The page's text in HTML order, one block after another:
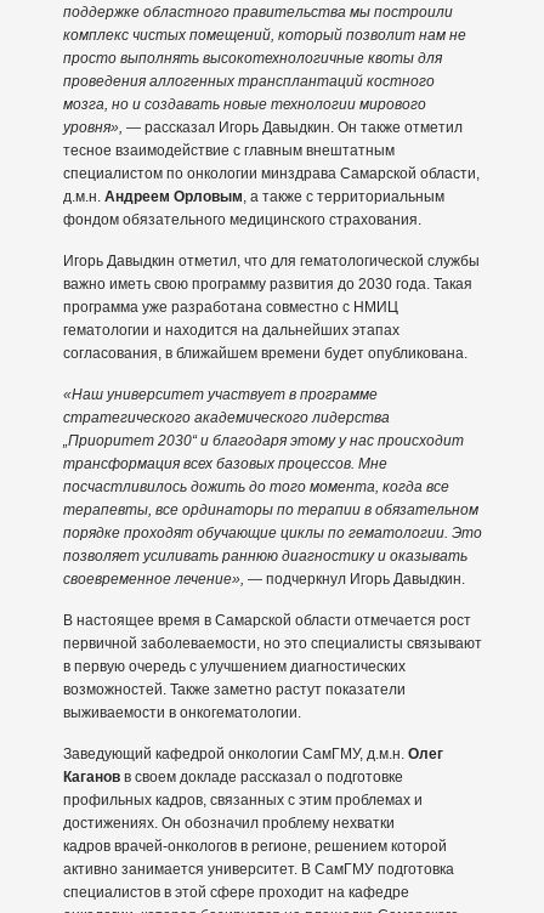
поддержке областного правительства мы построили
комплекс чистых помещений, который позволит нам не
просто выполнять высокотехнологичные квоты для
проведения аллогенных трансплантаций костного
мозга, но и создавать новые технологии мирового
уровня», — рассказал Игорь Давыдкин. Он также отметил
тесное взаимодействие с главным внештатным
специалистом по онкологии минздрава Самарской области,
д.м.н. Андреем Орловым, а также с территориальным
фондом обязательного медицинского страхования.
Игорь Давыдкин отметил, что для гематологической службы
важно иметь свою программу развития до 2030 года. Такая
программа уже разработана совместно с НМИЦ
гематологии и находится на дальнейших этапах
согласования, в ближайшем времени будет опубликована.
«Наш университет участвует в программе
стратегического академического лидерства
„Приоритет 2030“ и благодаря этому у нас происходит
трансформация всех базовых процессов. Мне
посчастливилось дожить до того момента, когда все
терапевты, все ординаторы по терапии в обязательном
порядке проходят обучающие циклы по гематологии. Это
позволяет усиливать раннюю диагностику и оказывать
своевременное лечение», — подчеркнул Игорь Давыдкин.
В настоящее время в Самарской области отмечается рост
первичной заболеваемости, но это специалисты связывают
в первую очередь с улучшением диагностических
возможностей. Также заметно растут показатели
выживаемости в онкогематологии.
Заведующий кафедрой онкологии СамГМУ, д.м.н. Олег
Кагановв своем докладе рассказал о подготовке
профильных кадров, связанных с этим проблемах и
достижениях. Он обозначил проблему нехватки
кадров врачей-онкологов в регионе, решением которой
активно занимается университет. В СамГМУ подготовка
специалистов в этой сфере проходит на кафедре